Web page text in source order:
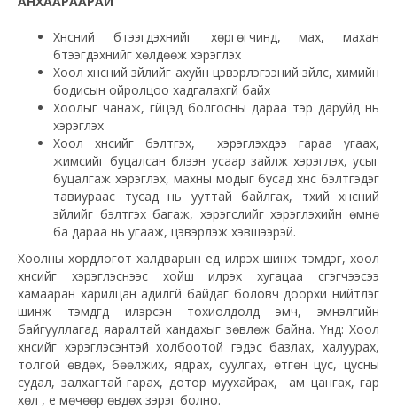
Хүнсний бүтээгдэхүүнийг хөргөгчинд, мах, махан
бүтээгдэхүүнийг хөлдөөж хэрэглэх
Хоол хүнсний зүйлийг ахуйн цэвэрлэгээний зүйлс, химийн
бодисын ойролцоо хадгалахгүй байх
Хоолыг чанаж, гүйцэд болгосны дараа тэр даруйд нь
хэрэглэх
Хоол хүнсийг бэлтгэх, хэрэглэхдээ гараа угаах,
жимсийг буцалсан бүлээн усаар зайлж хэрэглэх, усыг
буцалгаж хэрэглэх, махны модыг бусад хүнс бэлтгэдэг
тавиураас тусад нь ууттай байлгах, түүхий хүнсний
зүйлийг бэлтгэх багаж, хэрэгслийг хэрэглэхийн өмнө
ба дараа нь угааж, цэвэрлэж хэвшээрэй.
Хоолны хордлогот халдварын үед илрэх шинж тэмдэг, хоол
хүнсийг хэрэглэснээс хойш илрэх хугацаа үүсгэгчээсээ
хамааран харилцан адилгүй байдаг боловч доорхи нийтлэг
шинж тэмдгүүд илэрсэн тохиолдолд эмч, эмнэлгийн
байгууллагад яаралтай хандахыг зөвлөж байна. Үүнд: Хоол
хүнсийг хэрэглэсэнтэй холбоотой гэдэс базлах, халуурах,
толгой өвдөх, бөөлжих, ядрах, суулгах, өтгөн цус, цусны
судал, залхагтай гарах, дотор муухайрах, ам цангах, гар
хөл , үе мөчөөр өвдөх зэрэг болно.